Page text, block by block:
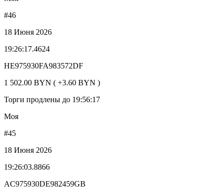
#46
18 Июня 2026
19:26:17.4624
HE975930FA983572DF
1 502.00 BYN ( +3.60 BYN )
Торги продлены до 19:56:17
Моя
#45
18 Июня 2026
19:26:03.8866
AC975930DE982459GB